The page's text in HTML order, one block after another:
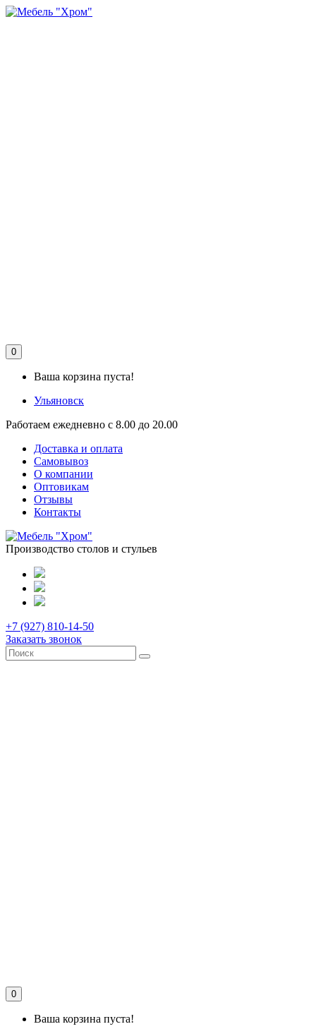
0
Ваша корзина пуста!
Ульяновск
Работаем ежедневно с 8.00 до 20.00
Доставка и оплата
Самовывоз
О компании
Оптовикам
Отзывы
Контакты
Производство столов и стульев
+7 (927) 810-14-50
Заказать звонок
0
Ваша корзина пуста!